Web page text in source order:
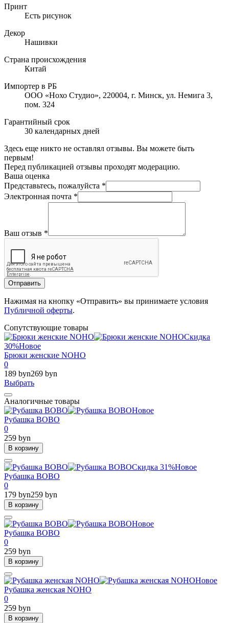
Принт
Есть рисунок
Декор
Нашивки
Страна происхождения
Китай
Импортер в РБ
ООО «Нохо Студио», 220004, г. Минск, ул. Немига 3,
пом. 324
Гарантийный срок
30 календарных дней
Здесь еще никто не оставлял отзывы. Вы можете быть
первым!
Перед публикацией отзывы проходят модерацию.
Ваша оценка
Представьтесь, пожалуйста *
Электронная почта *
Ваш отзыв *
Отправить
Нажимая на кнопку «Отправить» вы принимаете условия
Публичной оферты.
Сопутствующие товары
Скидка
30%Новое
Брюки женские NOHO
0
189 byn269 byn
Выбрать
Аналогичные товары
Новое
Рубашка BOBO
0
259 byn
В корзину
Скидка 31%Новое
Рубашка BOBO
0
179 byn259 byn
В корзину
Новое
Рубашка BOBO
0
259 byn
В корзину
Новое
Рубашка женская NOHO
0
259 byn
В корзину